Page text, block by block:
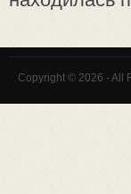
Copyright © 2026 - All